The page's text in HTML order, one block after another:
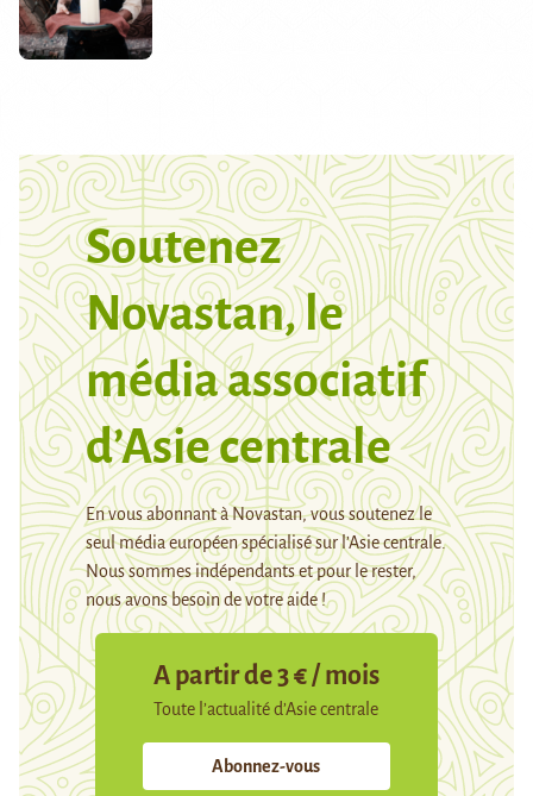
Soutenez
Novastan, le
média associatif
d’Asie centrale
En vous abonnant à Novastan, vous soutenez le
seul média européen spécialisé sur l’Asie centrale.
Nous sommes indépendants et pour le rester,
nous avons besoin de votre aide !
A partir de 3 € / mois
Toute l’actualité d’Asie centrale
Abonnez-vous